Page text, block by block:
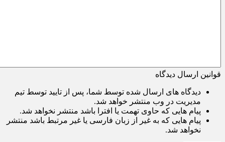
قوانین ارسال دیدگاه
دیدگاه های ارسال شده توسط شما، پس از تایید توسط تیم
مدیریت در وب منتشر خواهد شد.
پیام هایی که حاوی تهمت یا افترا باشد منتشر نخواهد شد.
پیام هایی که به غیر از زبان فارسی یا غیر مرتبط باشد منتشر
نخواهد شد.